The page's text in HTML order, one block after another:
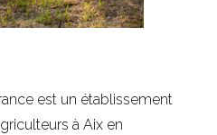
est un établissement
à Aix en